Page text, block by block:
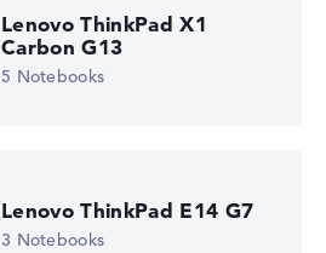
Lenovo ThinkPad X1
Carbon G13
5 Notebooks
Lenovo ThinkPad E14 G7
3 Notebooks